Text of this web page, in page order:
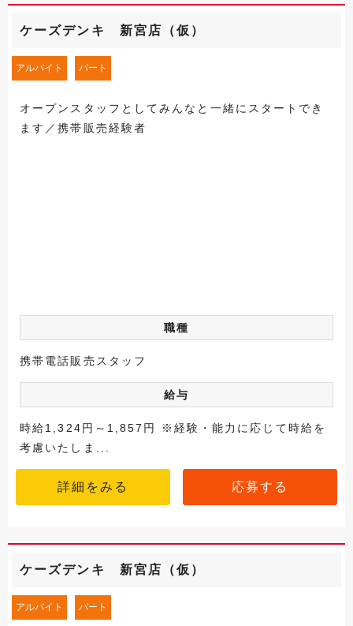
ケーズデンキ 新宮店（仮）
アルバイト パート
オープンスタッフとしてみんなと一緒にスタートでき
ます／携帯販売経験者
職種
携帯電話販売スタッフ
給与
時給1,324円～1,857円 ※経験・能力に応じて時給を
考慮いたしま...
詳細をみる 応募する
ケーズデンキ 新宮店（仮）
アルバイト パート